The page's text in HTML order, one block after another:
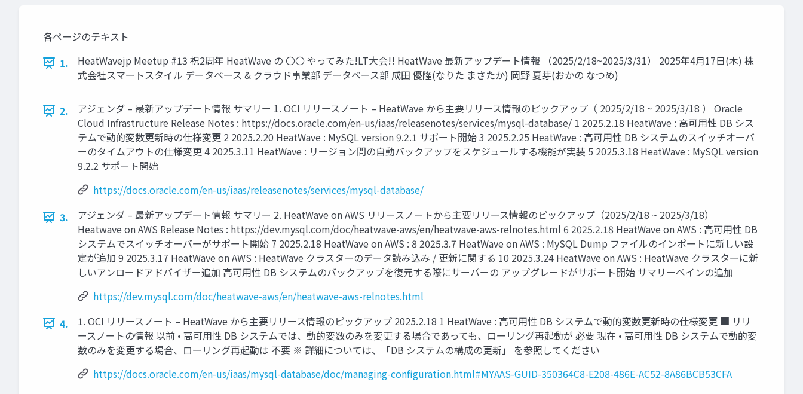
各ページのテキスト
1.
HeatWavejp Meetup #13 祝2周年 HeatWave の 〇〇 やってみた!LT大会!! HeatWave 最新アップデート情報 （2025/2/18~2025/3/31） 2025年4月17日(木) 株
式会社スマートスタイル データベース & クラウド事業部 データベース部 成田 優隆(なりた まさたか) 岡野 夏芽(おかの なつめ)
2.
アジェンダ – 最新アップデート情報 サマリー 1. OCI リリースノート – HeatWave から主要リリース情報のピックアップ（ 2025/2/18 ~ 2025/3/18 ） Oracle
Cloud Infrastructure Release Notes : https://docs.oracle.com/en-us/iaas/releasenotes/services/mysql-database/ 1 2025.2.18 HeatWave : 高可用性 DB シス
テムで動的変数更新時の仕様変更 2 2025.2.20 HeatWave : MySQL version 9.2.1 サポート開始 3 2025.2.25 HeatWave : 高可用性 DB システムのスイッチオーバ
ーのタイムアウトの仕様変更 4 2025.3.11 HeatWave : リージョン間の自動バックアップをスケジュールする機能が実装 5 2025.3.18 HeatWave : MySQL version
9.2.2 サポート開始
https://docs.oracle.com/en-us/iaas/releasenotes/services/mysql-database/
3.
アジェンダ – 最新アップデート情報 サマリー 2. HeatWave on AWS リリースノートから主要リリース情報のピックアップ（2025/2/18 ~ 2025/3/18）
Heatwave on AWS Release Notes : https://dev.mysql.com/doc/heatwave-aws/en/heatwave-aws-relnotes.html 6 2025.2.18 HeatWave on AWS : 高可用性 DB
システムでスイッチオーバーがサポート開始 7 2025.2.18 HeatWave on AWS : 8 2025.3.7 HeatWave on AWS : MySQL Dump ファイルのインポートに新しい設
定が追加 9 2025.3.17 HeatWave on AWS : HeatWave クラスターのデータ読み込み / 更新に関する 10 2025.3.24 HeatWave on AWS : HeatWave クラスターに新
しいアンロードアドバイザー追加 高可用性 DB システムのバックアップを復元する際にサーバーの アップグレードがサポート開始 サマリーペインの追加
https://dev.mysql.com/doc/heatwave-aws/en/heatwave-aws-relnotes.html
4.
1. OCI リリースノート – HeatWave から主要リリース情報のピックアップ 2025.2.18 1 HeatWave : 高可用性 DB システムで動的変数更新時の仕様変更 ■ リリ
ースノートの情報 以前 • 高可用性 DB システムでは、動的変数のみを変更する場合であっても、ローリング再起動が 必要 現在 • 高可用性 DB システムで動的変
数のみを変更する場合、ローリング再起動は 不要 ※ 詳細については、「DB システムの構成の更新」 を参照してください
https://docs.oracle.com/en-us/iaas/mysql-database/doc/managing-configuration.html#MYAAS-GUID-350364C8-E208-486E-AC52-8A86BCB53CFA